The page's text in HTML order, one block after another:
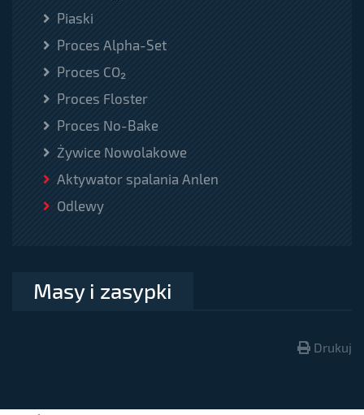
Piaski
Proces Alpha-Set
Proces CO₂
Proces Floster
Proces No-Bake
Żywice Nowolakowe
Aktywator spalania Anlen
Odlewy
Masy i zasypki
Drukuj